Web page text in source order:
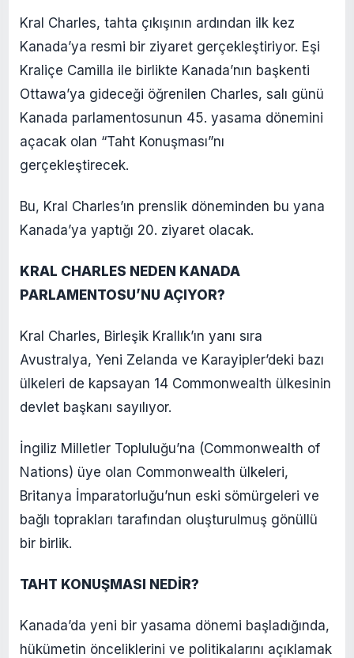
Kral Charles, tahta çıkışının ardından ilk kez
Kanada’ya resmi bir ziyaret gerçekleştiriyor. Eşi
Kraliçe Camilla ile birlikte Kanada’nın başkenti
Ottawa’ya gideceği öğrenilen Charles, salı günü
Kanada parlamentosunun 45. yasama dönemini
açacak olan “Taht Konuşması”nı
gerçekleştirecek.
Bu, Kral Charles’ın prenslik döneminden bu yana
Kanada’ya yaptığı 20. ziyaret olacak.
KRAL CHARLES NEDEN KANADA
PARLAMENTOSU’NU AÇIYOR?
Kral Charles, Birleşik Krallık’ın yanı sıra
Avustralya, Yeni Zelanda ve Karayipler’deki bazı
ülkeleri de kapsayan 14 Commonwealth ülkesinin
devlet başkanı sayılıyor.
İngiliz Milletler Topluluğu’na (Commonwealth of
Nations) üye olan Commonwealth ülkeleri,
Britanya İmparatorluğu’nun eski sömürgeleri ve
bağlı toprakları tarafından oluşturulmuş gönüllü
bir birlik.
TAHT KONUŞMASI NEDİR?
Kanada’da yeni bir yasama dönemi başladığında,
hükümetin önceliklerini ve politikalarını açıklamak